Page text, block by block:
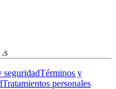
seguridadTérminos y
Tratamientos personales